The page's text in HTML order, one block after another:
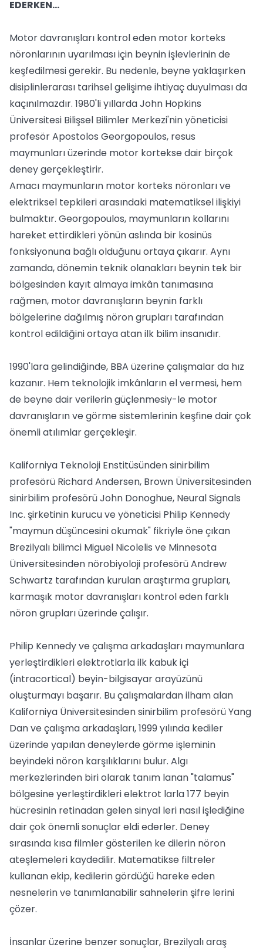
EDERKEN...
Motor davranışları kontrol eden motor korteks
nöronlarının uyarılması için beynin işlevlerinin de
keşfedilmesi gerekir. Bu nedenle, beyne yaklaşırken
disiplinlerarası tarihsel gelişime ihtiyaç duyulması da
kaçınılmazdır. 1980'li yıllarda John Hopkins
Üniversitesi Bilişsel Bilimler Merkezi'nin yöneticisi
profesör Apostolos Georgopoulos, resus
maymunları üzerinde motor kortekse dair birçok
deney gerçekleştirir.
Amacı maymunların motor korteks nöronları ve
elektriksel tepkileri arasındaki matematiksel ilişkiyi
bulmaktır. Georgopoulos, maymunların kollarını
hareket ettirdikleri yönün aslında bir kosinüs
fonksiyonuna bağlı olduğunu ortaya çıkarır. Aynı
zamanda, dönemin teknik olanakları beynin tek bir
bölgesinden kayıt almaya imkân tanımasına
rağmen, motor davranışların beynin farklı
bölgelerine dağılmış nöron grupları tarafından
kontrol edildiğini ortaya atan ilk bilim insanıdır.
1990'lara gelindiğinde, BBA üzerine çalışmalar da hız
kazanır. Hem teknolojik imkânların el vermesi, hem
de beyne dair verilerin güçlenmesiy-le motor
davranışların ve görme sistemlerinin keşfine dair çok
önemli atılımlar gerçekleşir.
Kaliforniya Teknoloji Enstitüsünden sinirbilim
profesörü Richard Andersen, Brown Üniversitesinden
sinirbilim profesörü John Donoghue, Neural Signals
Inc. şirketinin kurucu ve yöneticisi Philip Kennedy
"maymun düşüncesini okumak" fikriyle öne çıkan
Brezilyalı bilimci Miguel Nicolelis ve Minnesota
Üniversitesinden nörobiyoloji profesörü Andrew
Schwartz tarafından kurulan araştırma grupları,
karmaşık motor davranışları kontrol eden farklı
nöron grupları üzerinde çalışır.
Philip Kennedy ve çalışma arkadaşları maymunlara
yerleştirdikleri elektrotlarla ilk kabuk içi
(intracortical) beyin-bilgisayar arayüzünü
oluşturmayı başarır. Bu çalışmalardan ilham alan
Kaliforniya Üniversitesinden sinirbilim profesörü Yang
Dan ve çalışma arkadaşları, 1999 yılında kediler
üzerinde yapılan deneylerde görme işleminin
beyindeki nöron karşılıklarını bulur. Algı
merkezlerinden biri olarak tanım lanan "talamus"
bölgesine yerleştirdikleri elektrot larla 177 beyin
hücresinin retinadan gelen sinyal leri nasıl işlediğine
dair çok önemli sonuçlar eldi ederler. Deney
sırasında kısa filmler gösterilen ke dilerin nöron
ateşlemeleri kaydedilir. Matematikse filtreler
kullanan ekip, kedilerin gördüğü hareke eden
nesnelerin ve tanımlanabilir sahnelerin şifre lerini
çözer.
İnsanlar üzerine benzer sonuçlar, Brezilyalı araş